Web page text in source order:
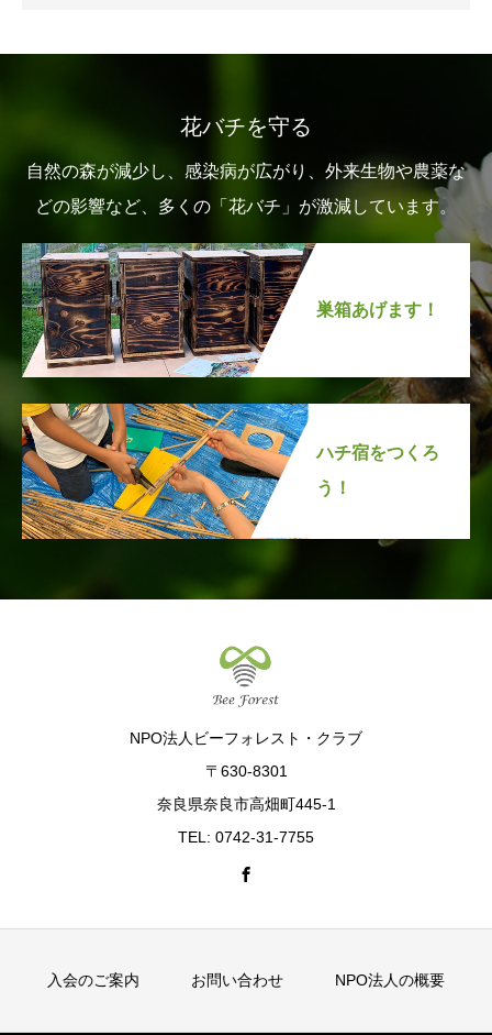
花バチを守る
自然の森が減少し、感染病が広がり、外来生物や農薬な
どの影響など、多くの「花バチ」が激減しています。
巣箱あげます！
ハチ宿をつくろ
う！
NPO法人ビーフォレスト・クラブ
〒630-8301
奈良県奈良市高畑町445-1
TEL: 0742-31-7755
入会のご案内 お問い合わせ NPO法人の概要